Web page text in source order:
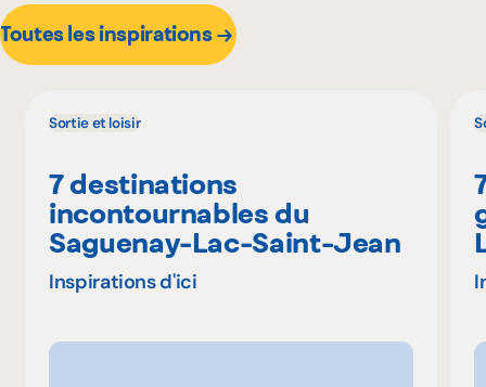
Toutes les inspirations
Sortie et loisir
7 destinations
incontournables du
Saguenay-Lac-Saint-Jean
Inspirations d'ici